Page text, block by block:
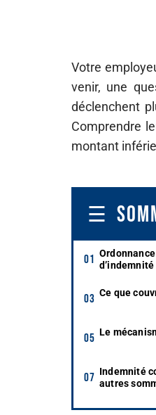
Votre
venir, une
déclenchent
Comprendre
montant
Ce que
Le
Indemnité
autres